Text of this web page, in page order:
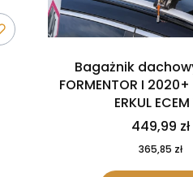
Bagażnik
FORMENTOR I
ERKUL ECEM
449,99 zł
365,85 zł